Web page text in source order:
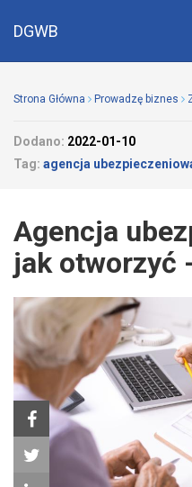
DGWB
Strona Główna Prowadzę biznes
Dodano: 2022-01-10
Tag: agencja
Agencja
jak otworzyć